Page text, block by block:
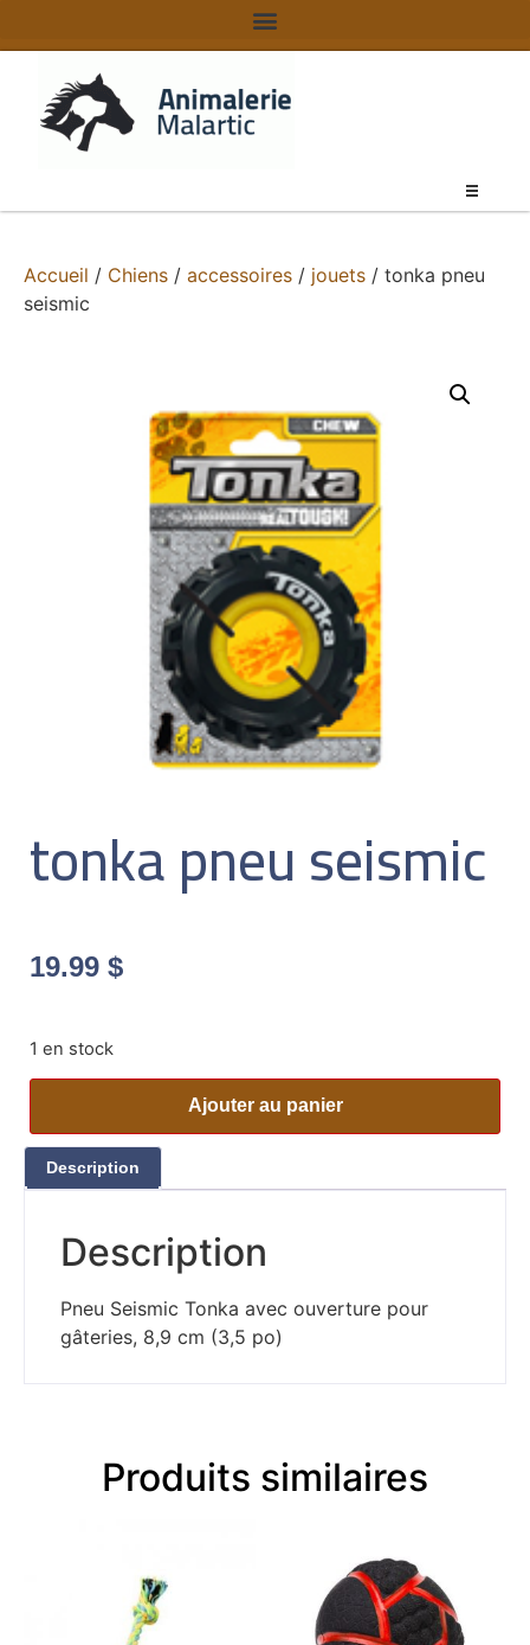
Accueil / Chiens / accessoires / jouets / tonka pneu
seismic
tonka pneu seismic
19.99 $
1 en stock
Ajouter au panier
Description
Description
Pneu Seismic Tonka avec ouverture pour
gâteries, 8,9 cm (3,5 po)
Produits similaires